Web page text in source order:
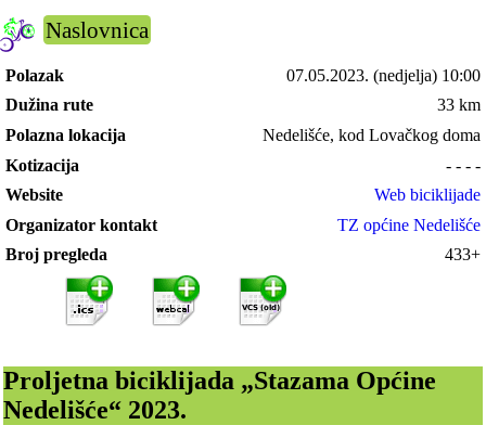
Naslovnica
Polazak 07.05.2023. (nedjelja) 10:00
Dužina rute
33 km
Polazna lokacija
Nedelišće, kod Lovačkog doma
Kotizacija
- - - -
Website
Web biciklijade
Organizator kontakt
TZ općine Nedelišće
Broj pregleda
433+
Proljetna biciklijada „Stazama Općine
Nedelišće“ 2023.